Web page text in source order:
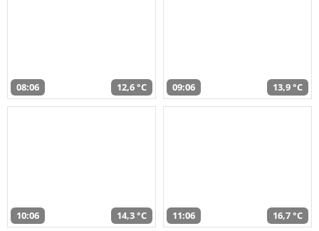
08:06 12,6 °C 09:06 13,9 °C
10:06 14,3 °C 11:06 16,7 °C